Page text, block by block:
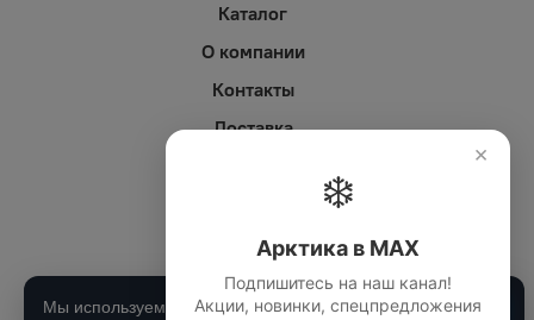
Каталог
О компании
Контакты
Доставка
Статьи (блог)
сделан www.ia9.ru
×
❄️
Арктика в MAX
Подпишитесь на наш канал!
Акции, новинки, спецпредложения
MAX Арктика
Мы используем cookie для работы сайта и анализа